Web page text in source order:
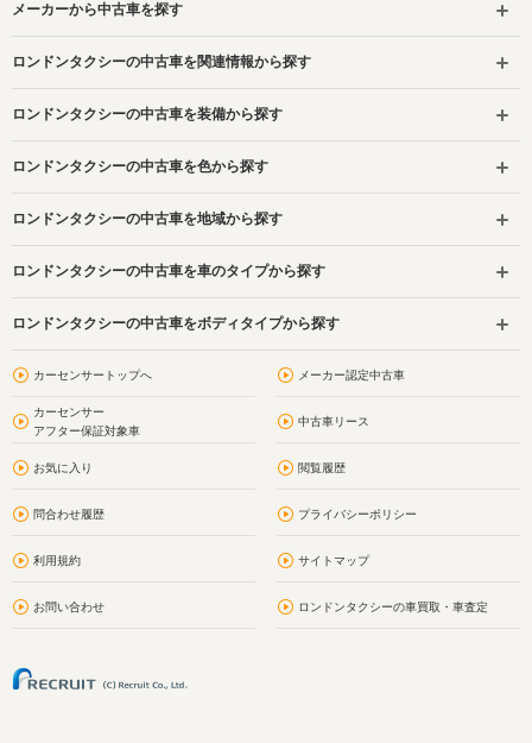
メーカーから中古車を探す
ロンドンタクシーの中古車を関連情報から探す
ロンドンタクシーの中古車を装備から探す
ロンドンタクシーの中古車を色から探す
ロンドンタクシーの中古車を地域から探す
ロンドンタクシーの中古車を車のタイプから探す
ロンドンタクシーの中古車をボディタイプから探す
カーセンサートップへ メーカー認定中古車
カーセンサー
アフター保証対象車
中古車リース
お気に入り 閲覧履歴
問合わせ履歴 プライバシーポリシー
利用規約 サイトマップ
お問い合わせ ロンドンタクシーの車買取・車査定